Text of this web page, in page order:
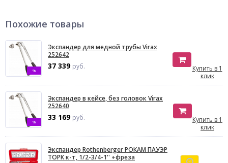
Похожие товары
%
Экспандер для медной трубы Virax
252642
37 339 руб.
Купить в 1
клик
%
Экспандер в кейсе, без головок Virax
252640
33 169 руб.
Купить в 1
клик
Экспандер Rothenberger РОКАМ ПАУЭР
ТОРК к-т, 1/2-3/4-1'' +фреза